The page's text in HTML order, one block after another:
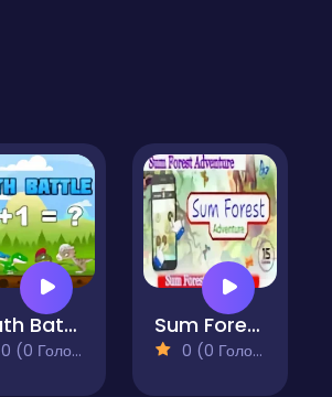
Math Battle
0 (0 Голосів)
Sum Forest Adventure
0 (0 Голосів)